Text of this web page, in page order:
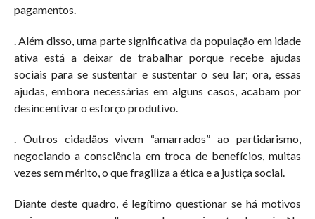
pagamentos.
. Além disso, uma parte significativa da população em idade
ativa está a deixar de trabalhar porque recebe ajudas
sociais para se sustentar e sustentar o seu lar; ora, essas
ajudas, embora necessárias em alguns casos, acabam por
desincentivar o esforço produtivo.
. Outros cidadãos vivem “amarrados” ao partidarismo,
negociando a consciência em troca de benefícios, muitas
vezes sem mérito, o que fragiliza a ética e a justiça social.
Diante deste quadro, é legítimo questionar se há motivos